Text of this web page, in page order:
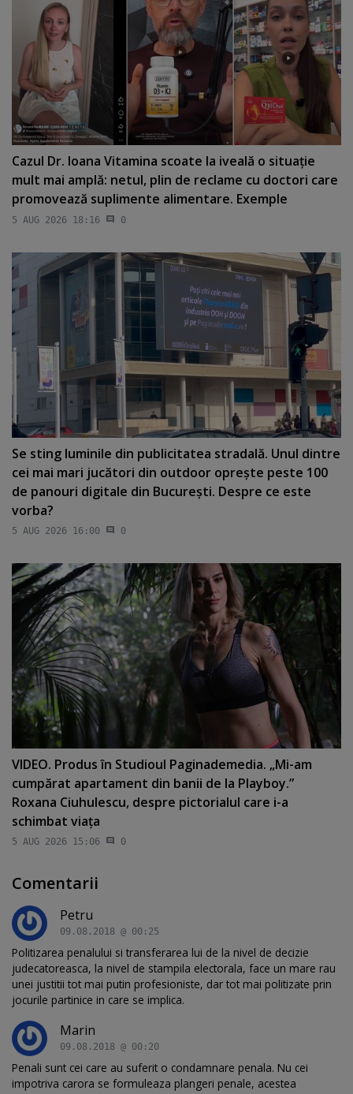
Cazul Dr. Ioana Vitamina scoate la iveală o situaţie
mult mai amplă: netul, plin de reclame cu doctori care
promovează suplimente alimentare. Exemple
5 AUG 2026 18:16 0
Se sting luminile din publicitatea stradală. Unul dintre
cei mai mari jucători din outdoor opreşte peste 100
de panouri digitale din Bucureşti. Despre ce este
vorba?
5 AUG 2026 16:00 0
VIDEO. Produs în Studioul Paginademedia. „Mi-am
cumpărat apartament din banii de la Playboy.”
Roxana Ciuhulescu, despre pictorialul care i-a
schimbat viaţa
5 AUG 2026 15:06 0
Comentarii
Petru
09.08.2018 @ 00:25
Politizarea penalului si transferarea lui de la nivel de decizie
judecatoreasca, la nivel de stampila electorala, face un mare rau
unei justitii tot mai putin profesioniste, dar tot mai politizate prin
jocurile partinice in care se implica.
Marin
09.08.2018 @ 00:20
Penali sunt cei care au suferit o condamnare penala. Nu cei
impotriva carora se formuleaza plangeri penale, acestea